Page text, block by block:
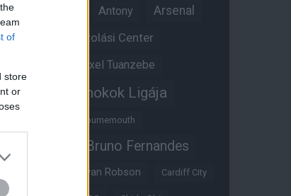
of
store
or
Martial Antony Arsenal
Villa Átigazolási Center
Axel Tuanzebe
Heaven Bajnokok Ligája
Bournemouth
Bruno Fernandes
Bryan Robson Cardiff City